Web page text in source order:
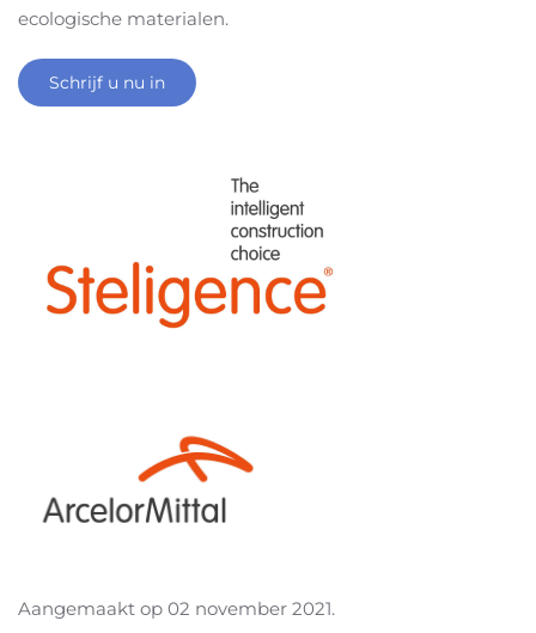
ecologische materialen.
Schrijf u nu in
Aangemaakt op 02 november 2021.